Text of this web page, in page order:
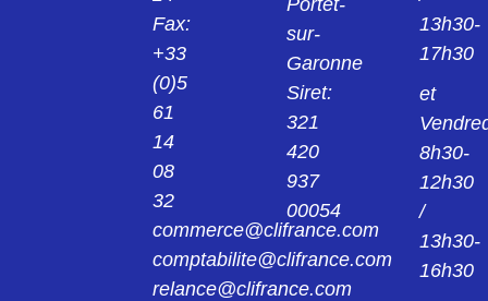
Fax:
+33
(0)5
61
14
08
32
commerce@clifrance.com
comptabilite@clifrance.com
relance@clifrance.com
sur-
Garonne
Siret:
321
420
937
00054
13h30-
17h30
et
8h30-
12h30
/
13h30-
16h30